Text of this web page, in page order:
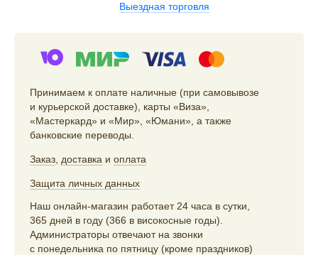
Выездная торговля
Принимаем к оплате наличные (при самовывозе
и курьерской доставке), карты «Виза»,
«Мастеркард» и «Мир», «Юмани», а также
банковские переводы.
Заказ доставка и оплата
Защита личных данных
Наш онлайн-магазин работает 24 часа в сутки,
365 дней в году (366 в високосные годы).
Администраторы отвечают на звонки
с понедельника по пятницу (кроме праздников)